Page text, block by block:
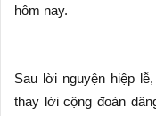
hôm nay.
Sau lời nguyện hiệp
thay lời cộng đoàn